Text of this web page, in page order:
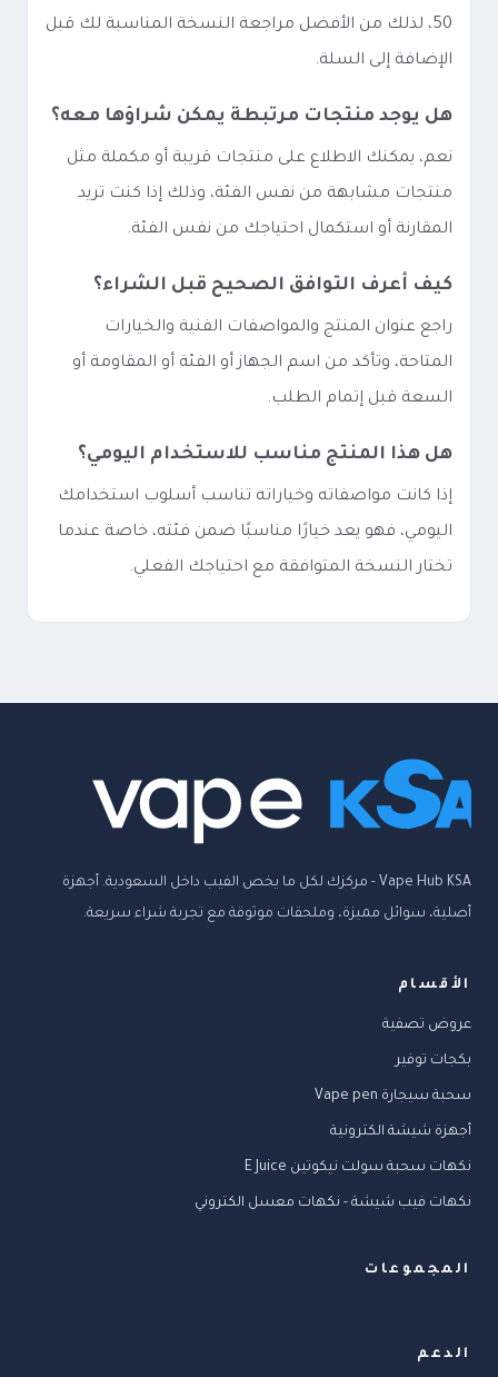
50، لذلك من الأفضل مراجعة النسخة المناسبة لك قبل
الإضافة إلى السلة.
هل يوجد منتجات مرتبطة يمكن شراؤها معه؟
نعم، يمكنك الاطلاع على منتجات قريبة أو مكملة مثل
منتجات مشابهة من نفس الفئة، وذلك إذا كنت تريد
المقارنة أو استكمال احتياجك من نفس الفئة.
كيف أعرف التوافق الصحيح قبل الشراء؟
راجع عنوان المنتج والمواصفات الفنية والخيارات
المتاحة، وتأكد من اسم الجهاز أو الفئة أو المقاومة أو
السعة قبل إتمام الطلب.
هل هذا المنتج مناسب للاستخدام اليومي؟
إذا كانت مواصفاته وخياراته تناسب أسلوب استخدامك
اليومي، فهو يعد خيارًا مناسبًا ضمن فئته، خاصة عندما
تختار النسخة المتوافقة مع احتياجك الفعلي.
Vape Hub KSA - مركزك لكل ما يخص الفيب داخل السعودية. أجهزة
أصلية، سوائل مميزة، وملحقات موثوقة مع تجربة شراء سريعة.
الأقسام
عروض تصفية
بكجات توفير
سحبة سيجارة Vape pen
أجهزة شيشة الكترونية
نكهات سحبة سولت نيكوتين E Juice
نكهات فيب شيشة - نكهات معسل الكتروني
المجموعات
الدعم